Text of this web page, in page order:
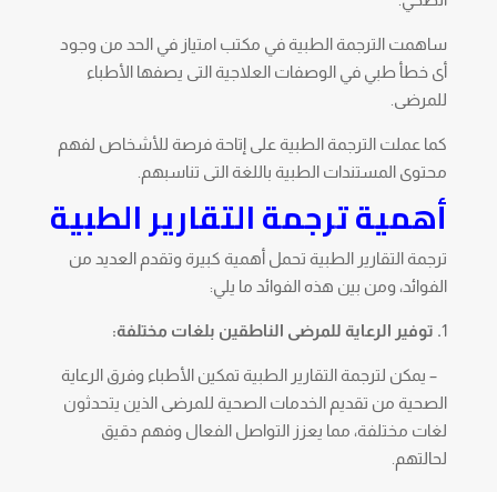
ساهمت الترجمة الطبية في مكتب امتياز في الحد من وجود
أى خطأ طبي في الوصفات العلاجية التى يصفها الأطباء
للمرضى.
كما عملت الترجمة الطبية على إتاحة فرصة للأشخاص لفهم
محتوى المستندات الطبية باللغة التى تناسبهم.
أهمية ترجمة التقارير الطبية
ترجمة التقارير الطبية تحمل أهمية كبيرة وتقدم العديد من
الفوائد، ومن بين هذه الفوائد ما يلي:
1. توفير الرعاية للمرضى الناطقين بلغات مختلفة:
– يمكن لترجمة التقارير الطبية تمكين الأطباء وفرق الرعاية
الصحية من تقديم الخدمات الصحية للمرضى الذين يتحدثون
لغات مختلفة، مما يعزز التواصل الفعال وفهم دقيق
لحالتهم.